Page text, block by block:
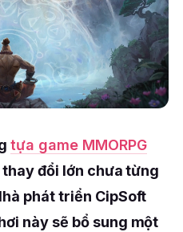
tựa game MMORPG
thay đổi lớn chưa từng
phát triển CipSoft
này sẽ bổ sung một